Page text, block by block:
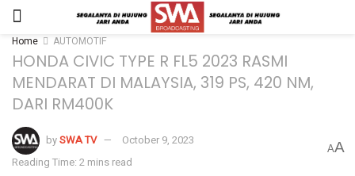
Home AUTOMOTIF
HONDA CIVIC TYPE R FL5 2023 RASMI
MENDARAT DI MALAYSIA, 319 PS, 420 NM,
DARI RM400K
bySWA TV
October 9, 2023
Reading Time: 2 mins read
AA